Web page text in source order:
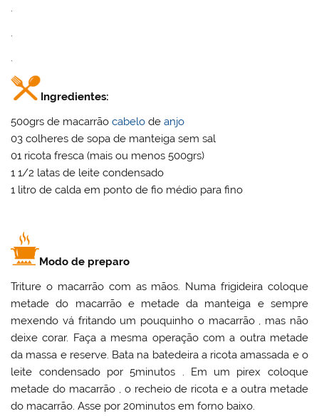
.
.
Ingredientes:
500grs de macarrãocabelo deanjo
03 colheres de sopa de manteiga sem sal
01 ricota fresca (mais ou menos 500grs)
1 1/2 latas de leite condensado
1 litro de calda em ponto de fio médio para fino
Modo de preparo
Triture o macarrão com as mãos. Numa frigideira coloque
metade do macarrão e metade da manteiga e sempre
mexendo vá fritando um pouquinho o macarrão , mas não
deixe corar. Faça a mesma operação com a outra metade
da massa e reserve. Bata na batedeira a ricota amassada e o
leite condensado por 5minutos . Em um pirex coloque
metade do macarrão , o recheio de ricota e a outra metade
do macarrão. Asse por 20minutos em forno baixo.